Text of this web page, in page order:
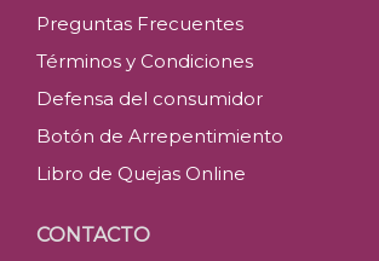
Preguntas Frecuentes
Términos y Condiciones
Defensa del consumidor
Botón de Arrepentimiento
Libro de Quejas Online
CONTACTO